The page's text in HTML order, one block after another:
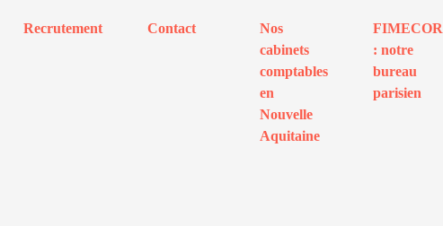
Recrutement Contact
Nos
cabinets
comptables
en
Nouvelle
Aquitaine
FIMECOR
: notre
bureau
parisien